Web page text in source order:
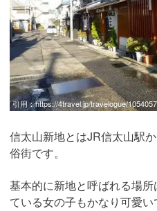
引用：https://4travel.jp/travelogue/
信太山新地とはJR信太山駅
俗街です。
基本的に新地と呼ばれる場
ている女の子もかなり可愛い